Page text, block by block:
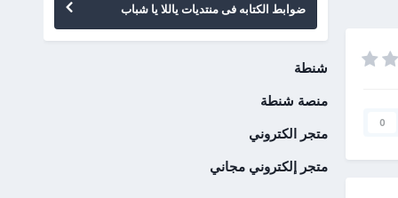
0
ضوابط الكتابه فى منتديات ياللا يا شباب
شنطة
منصة شنطة
متجر الكتروني
متجر إلكتروني مجاني